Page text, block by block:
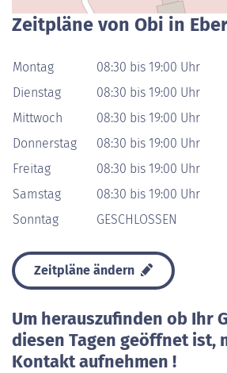
Zeitpläne von Obi in
Montag
08:30 bis 19:00 Uhr
Dienstag
08:30 bis 19:00 Uhr
Mittwoch
08:30 bis 19:00 Uhr
Donnerstag
08:30 bis 19:00 Uhr
Freitag
08:30 bis 19:00 Uhr
Samstag
08:30 bis 19:00 Uhr
Sonntag
GESCHLOSSEN
Zeitpläne ändern
Um herauszufinden ob Ihr
diesen Tagen geöffnet ist,
Kontakt aufnehmen !